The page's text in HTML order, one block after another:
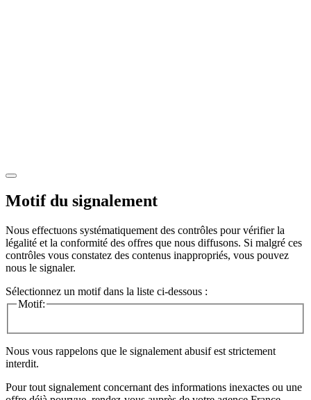
Motif du signalement
Nous effectuons systématiquement des contrôles pour vérifier la
légalité et la conformité des offres que nous diffusons. Si malgré ces
contrôles vous constatez des contenus inappropriés, vous pouvez
nous le signaler.
Sélectionnez un motif dans la liste ci-dessous :
Motif:
Nous vous rappelons que le signalement abusif est strictement
interdit.
Pour tout signalement concernant des informations inexactes ou une